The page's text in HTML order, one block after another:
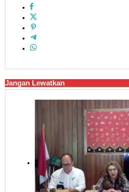
Jangan Lewatkan